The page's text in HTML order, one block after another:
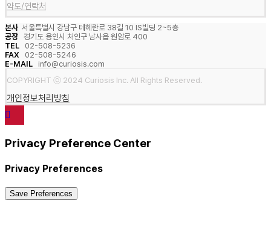
약도/연락처
본사 서울특별시 강남구 테헤란로 38길 10 IS빌딩 2~5층
공장 경기도 용인시 처인구 남사읍 원암로 400
TEL
02-508-5236
FAX
02-508-5246
E-MAIL
info@curiosis.com
COPYRIGHT ⓒ 2024 Curiosis Inc. All Rights Reserved.
개인정보처리방침
Privacy Preference Center
Privacy Preferences